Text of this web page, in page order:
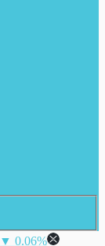
▼ 0.06%